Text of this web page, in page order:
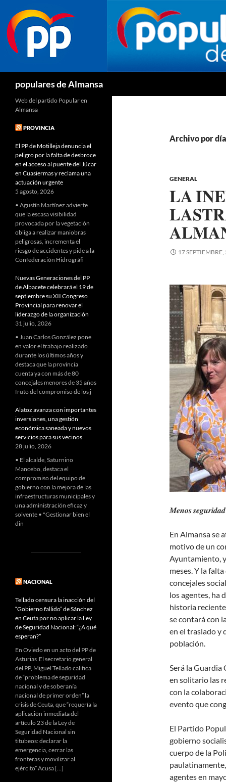
populares de Almansa
Archivo por
GENERAL
𝐋𝐀
17 SEPTIEMBRE,
𝑴𝒆𝒏𝒐𝒔
En Almansa se
motivo de un
Ayuntamiento,
meses. Y la
concejales
los agentes, ha
historia
se contará con
en el traslado y
población.
Será la Guardia
en solitario las
con la
evento que
El Partido
gobierno
cuerpo de la
agentes en
Web del partido Popular en
Almansa
PROVINCIA
El PP de Motilleja denuncia el
peligro por la falta de desbroce
en el acceso al puente del Júcar
en Cuasiermas y reclama una
actuación urgente
5 agosto, 2026
• Agustín Martínez advierte
que la escasa visibilidad
provocada por la vegetación
obliga a realizar maniobras
peligrosas, incrementa el
riesgo de accidentes y pide a la
Confederación Hidrográfi
Nuevas Generaciones del PP
de Albacete celebrará el 19 de
septiembre su XII Congreso
Provincial para renovar el
liderazgo de la organización
31 julio, 2026
• Juan Carlos González pone
en valor el trabajo realizado
durante los últimos años y
destaca que la provincia
cuenta ya con más de 80
concejales menores de 35 años
fruto del compromiso de los j
Alatoz avanza con importantes
inversiones, una gestión
económica saneada y nuevos
servicios para sus vecinos
28 julio, 2026
• El alcalde, Saturnino
Mancebo, destaca el
compromiso del equipo de
gobierno con la mejora de las
infraestructuras municipales y
una administración eficaz y
solvente • "Gestionar bien el
din
NACIONAL
Tellado censura la inacción del
“Gobierno fallido” de Sánchez
en Ceuta por no aplicar la Ley
de Seguridad Nacional: “¿A qué
esperan?”
En Oviedo en un acto del PP de
Asturias El secretario general
del PP, Miguel Tellado califica
de “problema de seguridad
nacional y de soberanía
nacional de primer orden” la
crisis de Ceuta, que “requería la
aplicación inmediata del
artículo 23 de la Ley de
Seguridad Nacional sin
titubeos: declarar la
emergencia, cerrar las
fronteras y movilizar al
ejército” Acusa […]